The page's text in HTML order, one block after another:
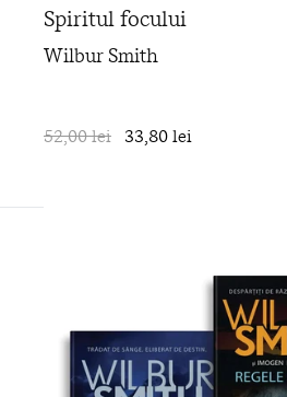
Spiritul focului
Wilbur Smith
52,00 lei 33,80 lei